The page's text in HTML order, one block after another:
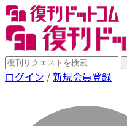
ログイン /新規会員登録